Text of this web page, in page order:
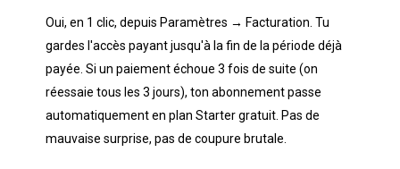
Oui, en 1 clic, depuis Paramètres → Facturation. Tu
gardes l'accès payant jusqu'à la fin de la période déjà
payée. Si un paiement échoue 3 fois de suite (on
réessaie tous les 3 jours), ton abonnement passe
automatiquement en plan Starter gratuit. Pas de
mauvaise surprise, pas de coupure brutale.